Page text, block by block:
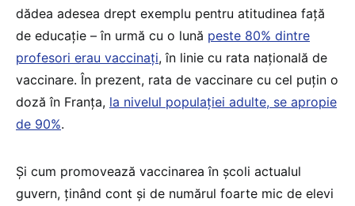
dădea adesea drept exemplu pentru atitudinea față
de educație – în urmă cu o lună peste 80% dintre
profesori erau vaccinați, în linie cu rata națională de
vaccinare. În prezent, rata de vaccinare cu cel puțin o
doză în Franța, la nivelul populației adulte, se apropie
de 90%.
Și cum promovează vaccinarea în școli actualul
guvern, ținând cont și de numărul foarte mic de elevi